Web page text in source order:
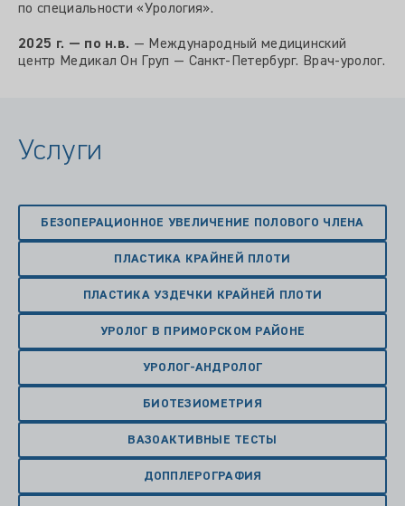
по специальности «Урология».
2025 г. — по н.в. — Международный медицинский
центр Медикал Он Груп — Санкт-Петербург. Врач-уролог.
Услуги
БЕЗОПЕРАЦИОННОЕ УВЕЛИЧЕНИЕ ПОЛОВОГО ЧЛЕНА
ПЛАСТИКА КРАЙНЕЙ ПЛОТИ
ПЛАСТИКА УЗДЕЧКИ КРАЙНЕЙ ПЛОТИ
УРОЛОГ В ПРИМОРСКОМ РАЙОНЕ
УРОЛОГ-АНДРОЛОГ
БИОТЕЗИОМЕТРИЯ
ВАЗОАКТИВНЫЕ ТЕСТЫ
ДОППЛЕРОГРАФИЯ